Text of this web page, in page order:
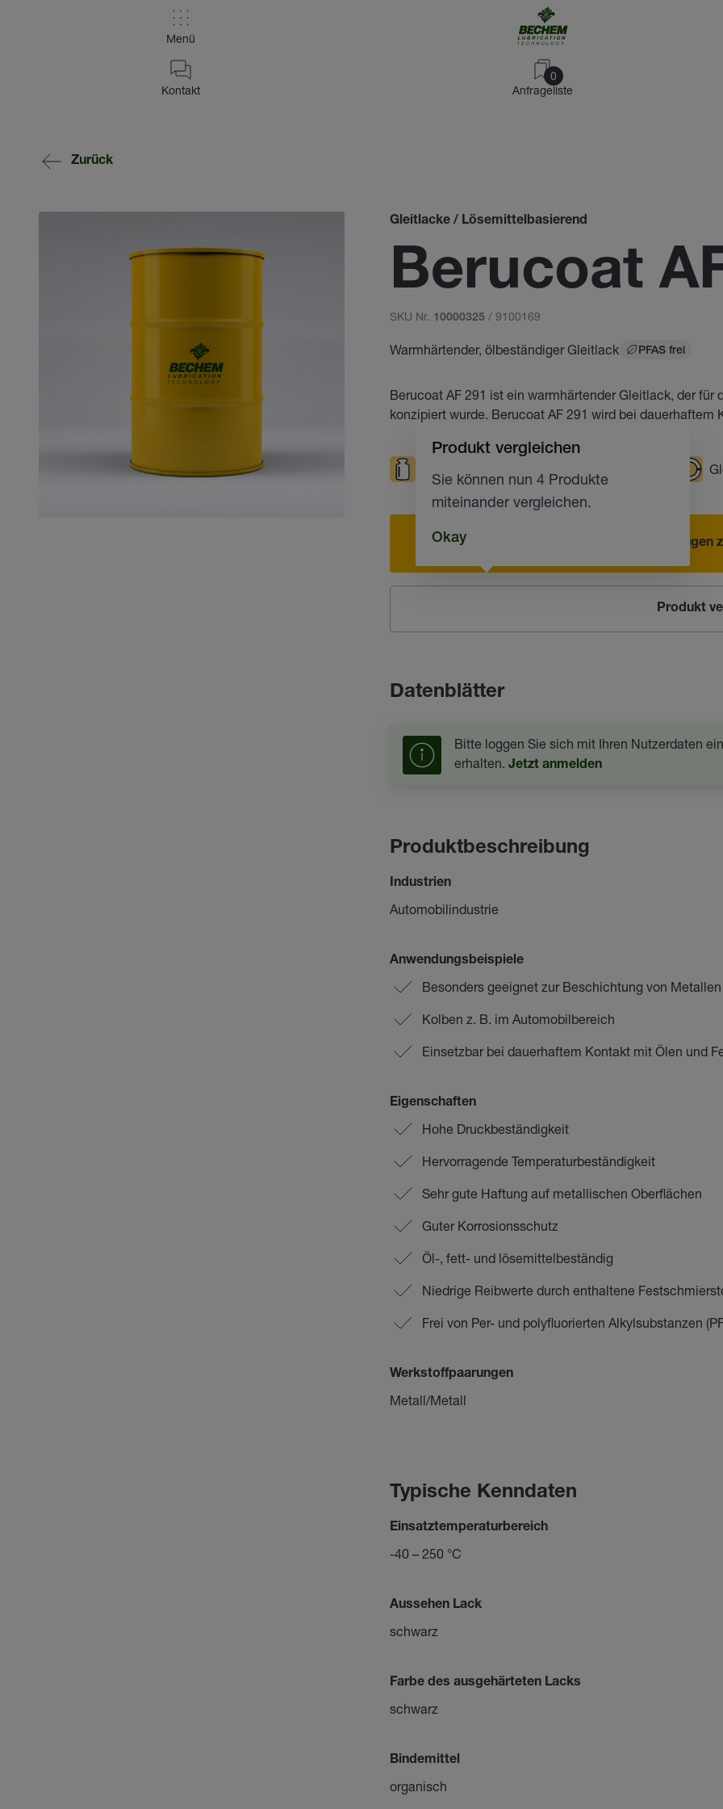
Menü
0
Anfrageliste
Kontakt
Zurück
Gleitlacke / Lösemittelbasierend
Berucoat
SKU Nr. 10000325 / 9100169
Warmhärtender, ölbeständiger Gleitlack PFAS frei
Berucoat AF 291 ist ein warmhärtender Gleitlack, der
konzipiert wurde. Berucoat AF 291 wird bei dauerhaftem
Hinzufügen
Produkt
Produkt vergleichen
Sie können nun 4 Produkte
miteinander vergleichen.
Okay
Datenblätter
Bitte loggen Sie sich mit Ihren Nutzerdaten
erhalten. Jetzt anmelden
Produktbeschreibung
Industrien
Automobilindustrie
Anwendungsbeispiele
Besonders geeignet zur Beschichtung von Metallen
Kolben z. B. im Automobilbereich
Einsetzbar bei dauerhaftem Kontakt mit Ölen und
Eigenschaften
Hohe Druckbeständigkeit
Hervorragende Temperaturbeständigkeit
Sehr gute Haftung auf metallischen Oberflächen
Guter Korrosionsschutz
Öl-, fett- und lösemittelbeständig
Niedrige Reibwerte durch enthaltene
Frei von Per- und polyfluorierten Alkylsubstanzen
Werkstoffpaarungen
Metall/Metall
Typische Kenndaten
Einsatztemperaturbereich
-40 – 250 °C
Aussehen Lack
schwarz
Farbe des ausgehärteten Lacks
schwarz
Bindemittel
organisch